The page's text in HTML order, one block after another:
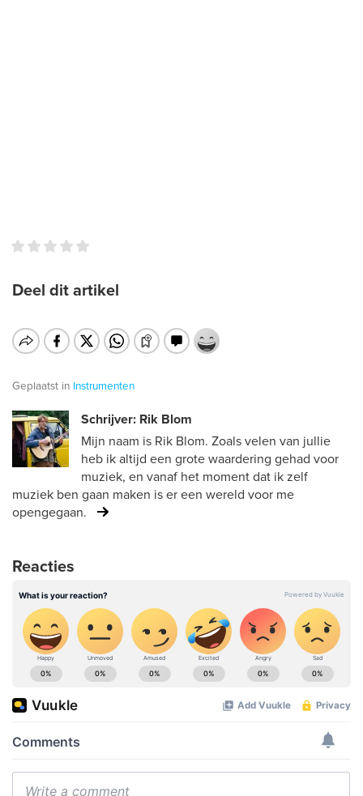
Deel dit artikel
Geplaatst in Instrumenten
Schrijver: Rik Blom
Mijn naam is Rik Blom. Zoals velen van jullie
heb ik altijd een grote waardering gehad voor
muziek, en vanaf het moment dat ik zelf
muziek ben gaan maken is er een wereld voor me
opengegaan.
Reacties